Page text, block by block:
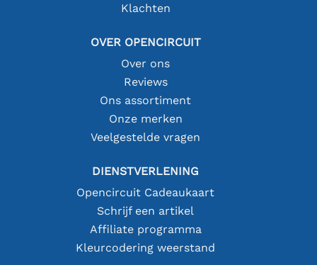
Klachten
OVER OPENCIRCUIT
Over ons
Reviews
Ons assortiment
Onze merken
Veelgestelde vragen
DIENSTVERLENING
Opencircuit Cadeaukaart
Schrijf een artikel
Affiliate programma
Kleurcodering weerstand